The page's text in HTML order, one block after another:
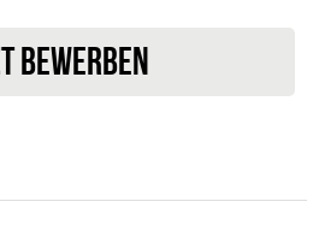
BEWERBEN